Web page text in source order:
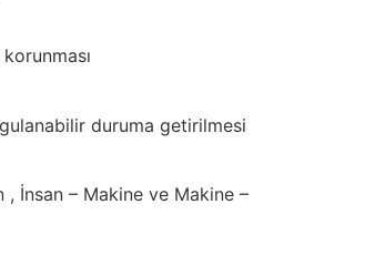
duruma getirilmesi
, İnsan – Makine ve Makine –